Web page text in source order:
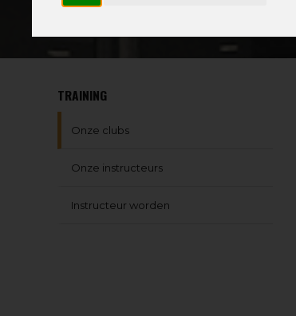
TRAINING
Onze clubs
Onze instructeurs
Instructeur worden